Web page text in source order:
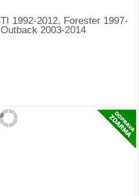
1992-2012, Forester 1997-
2003-2014